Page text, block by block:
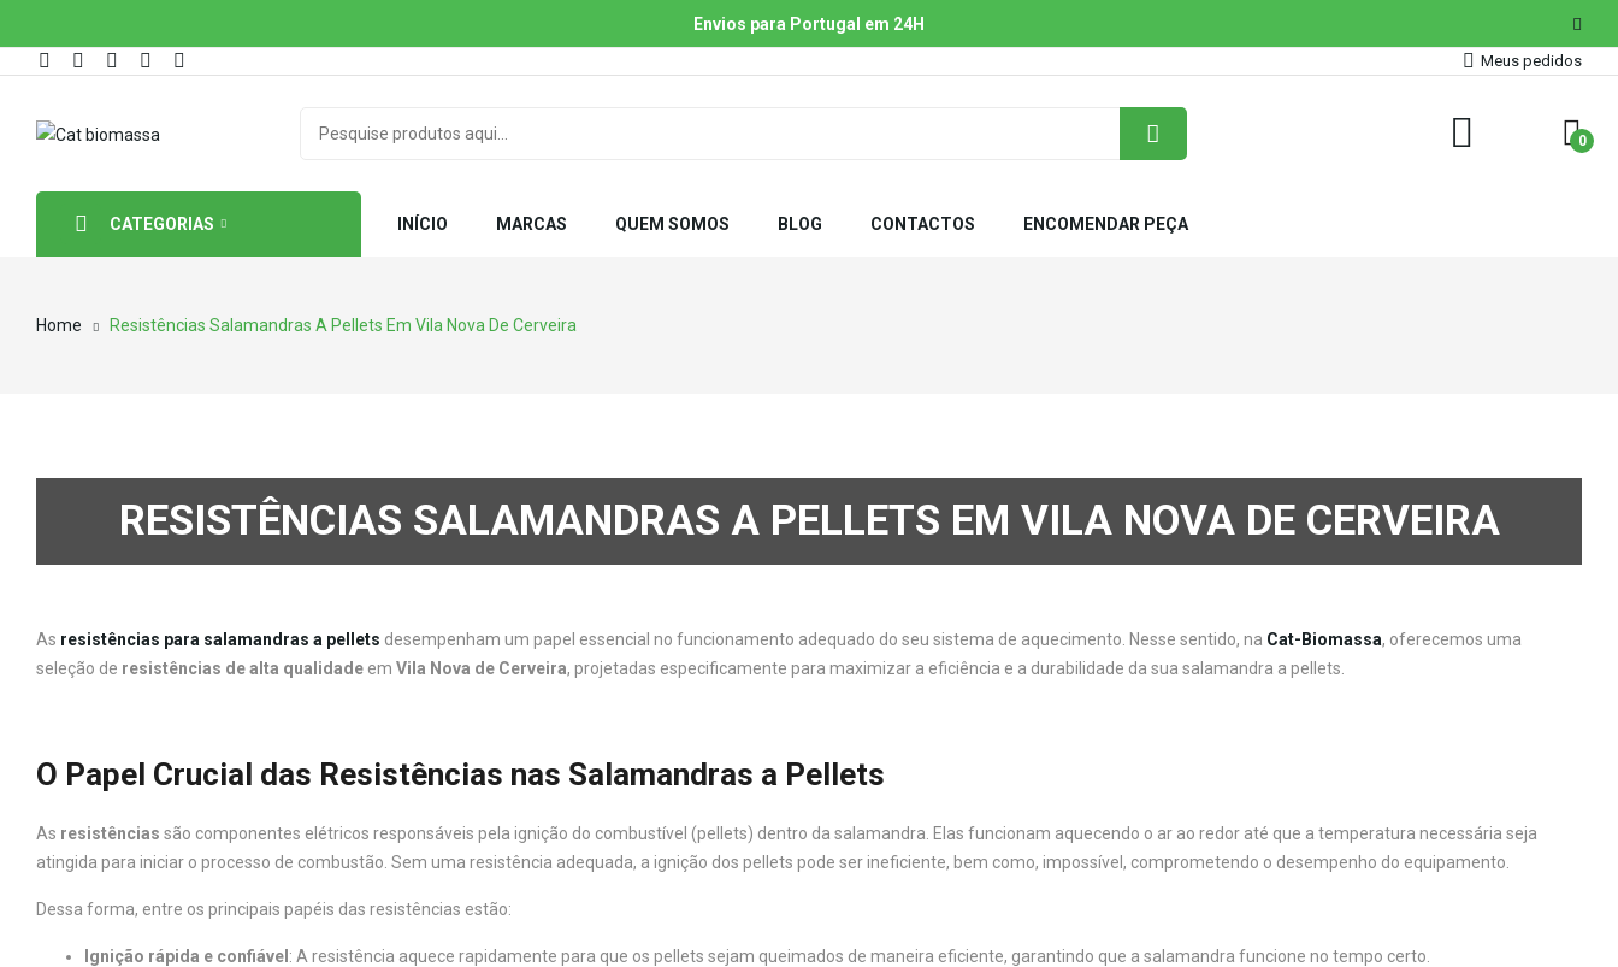
Envios para Portugal em 24H
Meus pedidos
0
CATEGORIAS INÍCIO MARCAS QUEM SOMOS BLOG CONTACTOS ENCOMENDAR PEÇA
Home Resistências Salamandras A Pellets Em Vila Nova De Cerveira
RESISTÊNCIAS SALAMANDRAS A PELLETS EM VILA NOVA DE CERVEIRA
As resistências para salamandras a pellets desempenham um papel essencial no funcionamento adequado do seu sistema de aquecimento. Nesse sentido, na Cat-Biomassa, oferecemos uma
seleção de resistências de alta qualidade em Vila Nova de Cerveira, projetadas especificamente para maximizar a eficiência e a durabilidade da sua salamandra a pellets.
O Papel Crucial das Resistências nas Salamandras a Pellets
As resistências são componentes elétricos responsáveis pela ignição do combustível (pellets) dentro da salamandra. Elas funcionam aquecendo o ar ao redor até que a temperatura necessária seja
atingida para iniciar o processo de combustão. Sem uma resistência adequada, a ignição dos pellets pode ser ineficiente, bem como, impossível, comprometendo o desempenho do equipamento.
Dessa forma, entre os principais papéis das resistências estão:
Ignição rápida e confiável : A resistência aquece rapidamente para que os pellets sejam queimados de maneira eficiente, garantindo que a salamandra funcione no tempo certo.